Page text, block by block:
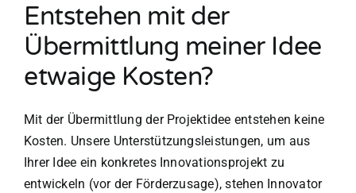
Aktuelles
Netzwerk
Entstehen mit der
Übermittlung meiner Idee
etwaige Kosten?
Mit der Übermittlung der Projektidee entstehen keine
Kosten. Unsere Unterstützungsleistungen, um aus
Ihrer Idee ein konkretes Innovationsprojekt zu
entwickeln (vor der Förderzusage), stehen Innovator